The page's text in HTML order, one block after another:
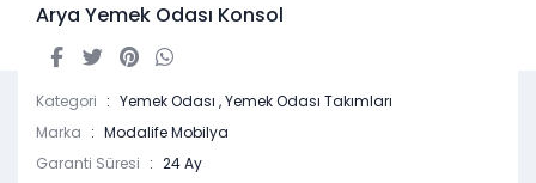
Arya Yemek Odası Konsol
Kategori Yemek Odası ,Yemek Odası Takımları
Marka
Modalife Mobilya
Garanti Süresi
24 Ay